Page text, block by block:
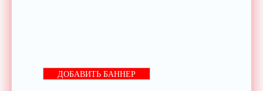
ДОБАВИТЬ БАННЕР